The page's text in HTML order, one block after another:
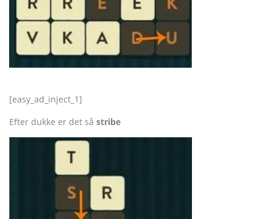
[easy_ad_inject_1]
Efter dukke er det så stribe